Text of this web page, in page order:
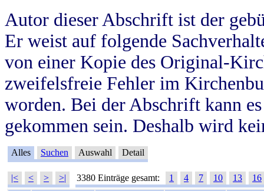
Autor dieser Abschrift ist der
Er weist auf folgende
von einer Kopie des Original-
zweifelsfreie Fehler im
worden. Bei der Abschrift kann
gekommen sein. Deshalb wird
Alles Suchen Auswahl Detail
|< < > >| 3380 Einträge gesamt: 1 4 7 10 13
16